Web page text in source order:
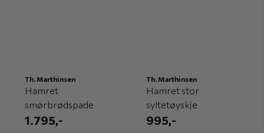
Th. Marthinsen
Hamret
smørbrødspade
1.795,-
Th. Marthinsen
Hamret stor
syltetøyskje
995,-